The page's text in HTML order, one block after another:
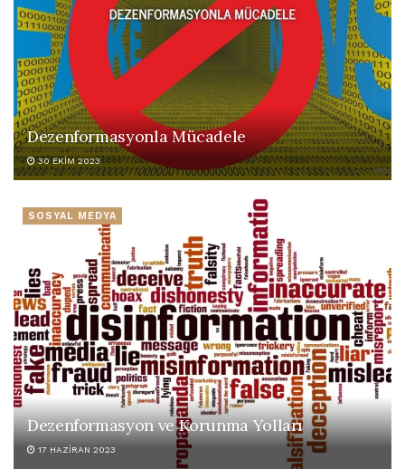
Dezenformasyonla Mücadele
30 EKIM 2023
SOSYAL MEDYA
Dezenformasyon ve Korunma Yolları
17 HAZIRAN 2023